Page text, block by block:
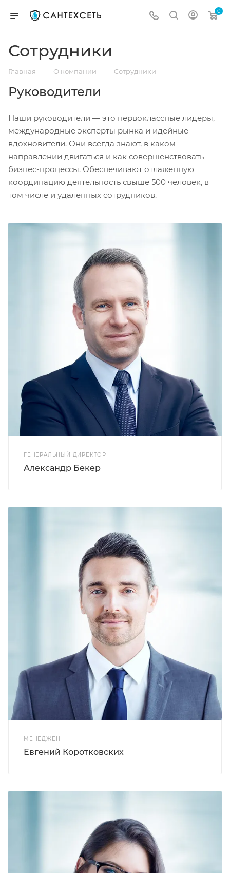
0
Сотрудники
Главная — О компании — Сотрудники
Руководители
Наши руководители — это первоклассные лидеры,
международные эксперты рынка и идейные
вдохновители. Они всегда знают, в каком
направлении двигаться и как совершенствовать
бизнес-процессы. Обеспечивают отлаженную
координацию деятельность свыше 500 человек, в
том числе и удаленных сотрудников.
ГЕНЕРАЛЬНЫЙ ДИРЕКТОР
Александр Бекер
МЕНЕДЖЕН
Евгений Коротковских